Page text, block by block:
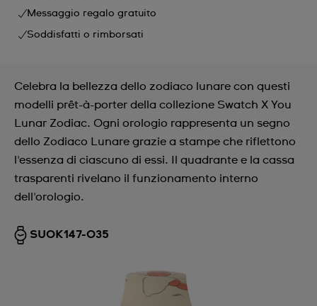
Messaggio regalo gratuito
Soddisfatti o rimborsati
Celebra la bellezza dello zodiaco lunare con questi
modelli prêt-à-porter della collezione Swatch X You
Lunar Zodiac. Ogni orologio rappresenta un segno
dello Zodiaco Lunare grazie a stampe che riflettono
l'essenza di ciascuno di essi. Il quadrante e la cassa
trasparenti rivelano il funzionamento interno
dell'orologio.
SUOK147-035